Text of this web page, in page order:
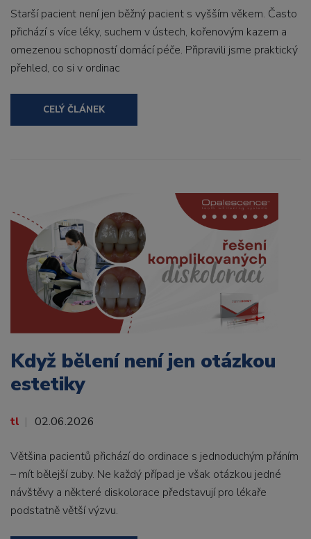
Starší pacient není jen běžný pacient s vyšším věkem. Často
přichází s více léky, suchem v ústech, kořenovým kazem a
omezenou schopností domácí péče. Připravili jsme praktický
přehled, co si v ordinac
CELÝ ČLÁNEK
Když bělení není jen otázkou
estetiky
tl 02.06.2026
Většina pacientů přichází do ordinace s jednoduchým přáním
– mít bělejší zuby. Ne každý případ je však otázkou jedné
návštěvy a některé diskolorace představují pro lékaře
podstatně větší výzvu.